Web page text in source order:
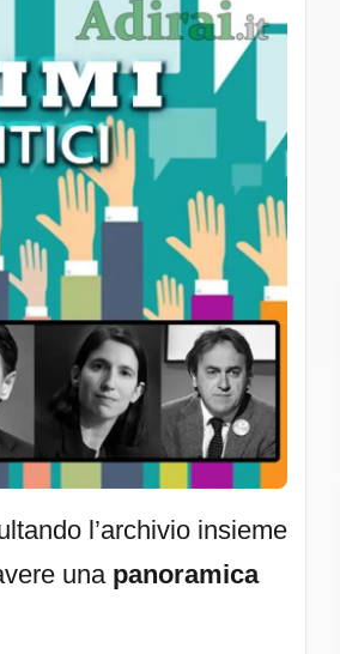
l’archivio insieme
una panoramica